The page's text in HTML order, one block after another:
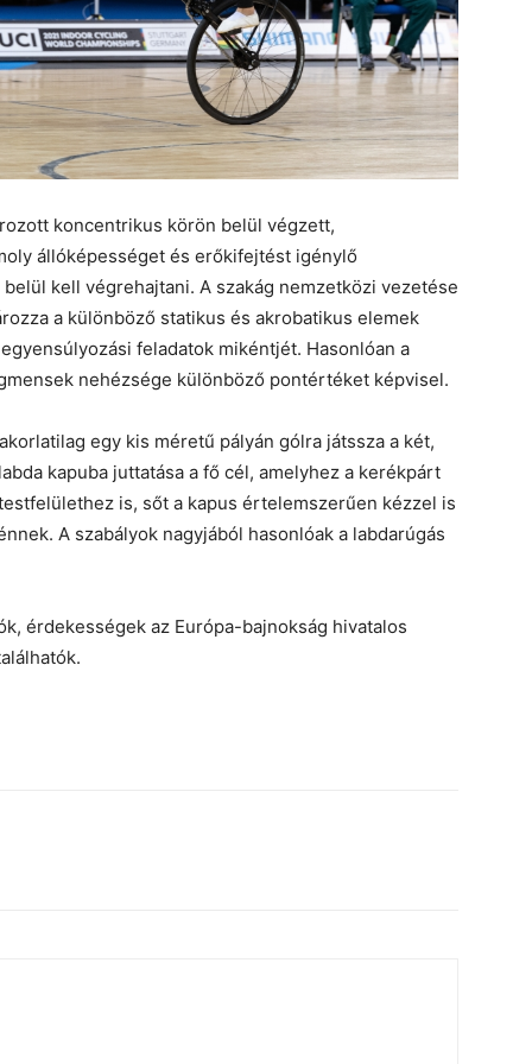
koncentrikus körön belül végzett,
állóképességet és erőkifejtést igénylő
kell végrehajtani. A szakág nemzetközi vezetése
a különböző statikus és akrobatikus elemek
feladatok mikéntjét. Hasonlóan a
nehézsége különböző pontértéket képvisel.
egy kis méretű pályán gólra játssza a két,
kapuba juttatása a fő cél, amelyhez a kerékpárt
is, sőt a kapus értelemszerűen kézzel is
A szabályok nagyjából hasonlóak a labdarúgás
érdekességek az Európa-bajnokság hivatalos